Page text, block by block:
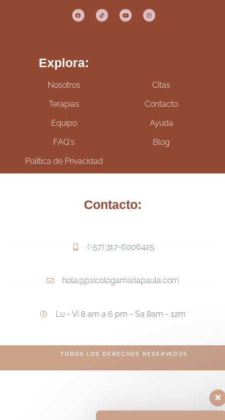
Explora:
Nosotros
Terapias
Equipo
FAQ's
Política de Privacidad
Citas
Contacto
Ayuda
Blog
Contacto:
(+57) 317-6006425
hola@psicologamariapaula.com
Lu - Vi 8 am a 6 pm - Sa 8am - 12m
TODOS LOS DERECHOS RESERVADOS.